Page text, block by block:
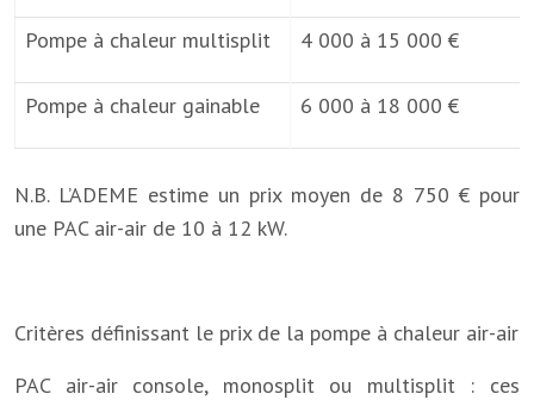
Pompe à chaleur multisplit 4 000 à 15 000 €
Pompe à chaleur gainable 6 000 à 18 000 €
N.B. L’ADEME estime un prix moyen de 8 750 € pour
une PAC air-air de 10 à 12 kW.
Critères définissant le prix de la pompe à chaleur air-air
PAC air-air console, monosplit ou multisplit : ces